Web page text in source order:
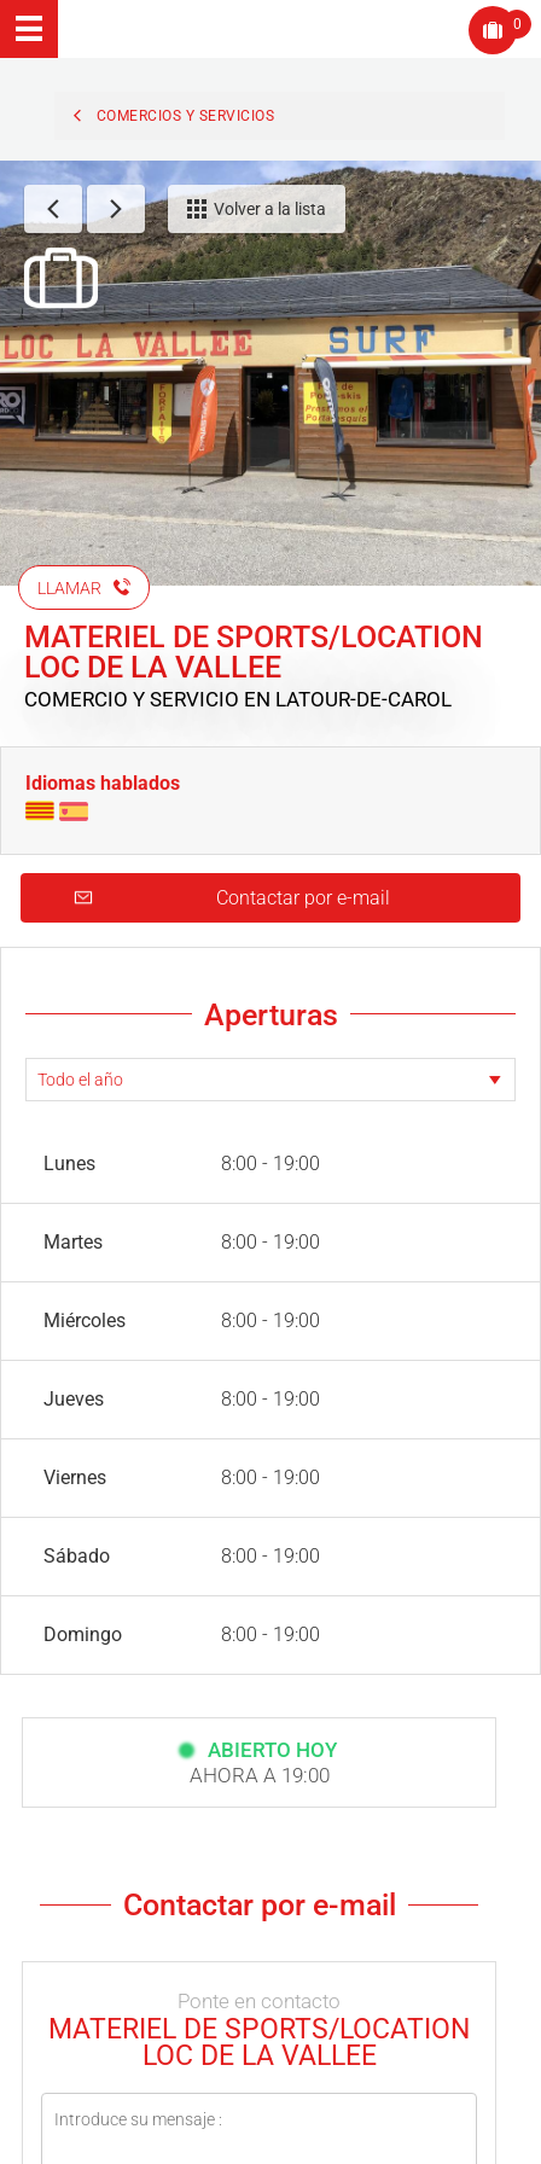
0
COMERCIOS Y SERVICIOS
Volver a la lista
LLAMAR
MATERIEL DE SPORTS/LOCATION
LOC DE LA VALLEE
COMERCIO Y SERVICIO EN LATOUR-DE-CAROL
Idiomas hablados
Contactar por e-mail
Aperturas
Lunes 8:00 - 19:00
Martes 8:00 - 19:00
Miércoles 8:00 - 19:00
Jueves 8:00 - 19:00
Viernes 8:00 - 19:00
Sábado 8:00 - 19:00
Domingo 8:00 - 19:00
ABIERTO HOY
AHORA A 19:00
Contactar por e-mail
Ponte en contacto
MATERIEL DE SPORTS/LOCATION
LOC DE LA VALLEE